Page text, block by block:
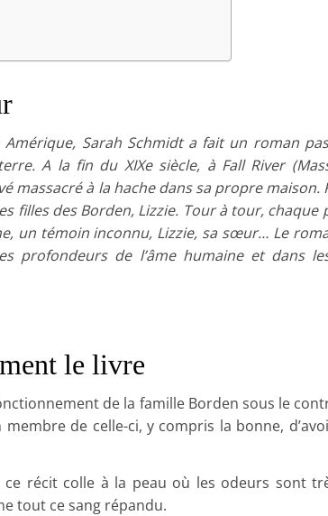
Sarah Schmidt a fait un roman
A la fin du XIXe siècle, à Fall River
massacré à la hache dans sa propre maison.
filles des Borden, Lizzie. Tour à tour,
un témoin inconnu, Lizzie, sa sœur… Le
profondeurs de l’âme humaine et dans
le livre
de la famille Borden sous le
membre de celle-ci, y compris la bonne,
ce récit colle à la peau où les odeurs sont
tout ce sang répandu.